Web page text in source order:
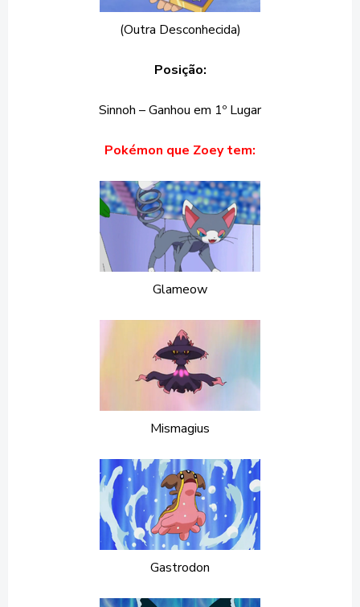
(Outra Desconhecida)
Posição:
Sinnoh – Ganhou em 1º Lugar
Pokémon que Zoey tem:
Glameow
Mismagius
Gastrodon